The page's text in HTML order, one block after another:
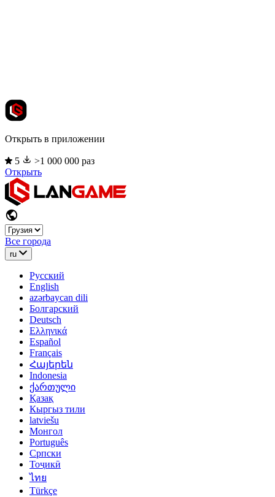
Открыть в приложении
5
>1 000 000 раз
Открыть
Все города
ru
Русский
English
azərbaycan dili
Болгарский
Deutsch
Ελληνικά
Español
Français
Հայերեն
Indonesia
ქართული
Қазақ
Кыргыз тили
latviešu
Монгол
Português
Српски
Тоҷикӣ
ไทย
Türkçe